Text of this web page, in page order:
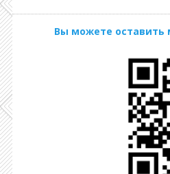
Вы можете оставить